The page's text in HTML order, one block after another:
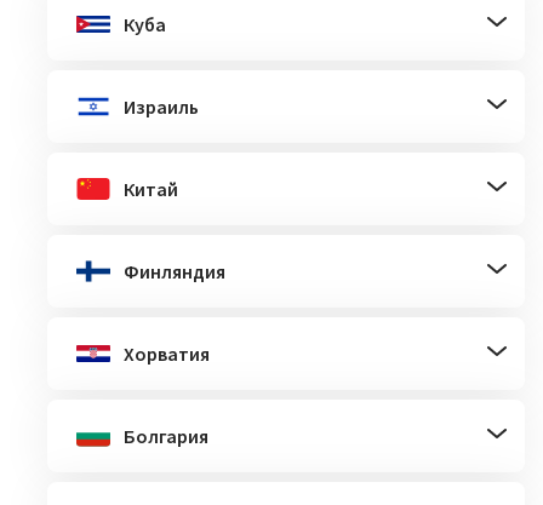
Куба
Израиль
Китай
Финляндия
Хорватия
Болгария